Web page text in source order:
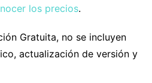
los precios.
Gratuita, no se incluyen
actualización de versión y